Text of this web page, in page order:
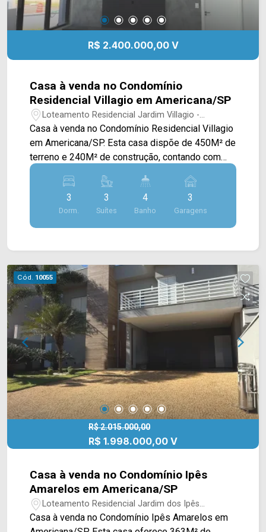
R$ 2.400.000,00 V
Casa à venda no Condomínio
Residencial Villagio em Americana/SP
Loteamento Residencial Jardim Villagio -
Americana/SP
Casa à venda no Condomínio Residencial Villagio
em Americana/SP. Esta casa dispõe de 450M² de
terreno e 240M² de construção, contando com
ampla sala de estar e de jantar integradas,
cozinha toda planejada e com cooktop, escritório,
espaço gourmet com churrasqueira, piscina
aquecida e área de serviço externa. > 03 suítes; >
04 banheiros, sendo 01 lavabo; > 03 vagas de
condomínio está próximo à Av. Comendador
Thomáz Fortunato, Av. Antônio Centurione Boer e
Rod. Anhanguera, contém fácil acesso a Av.
Antônio Pinto Duarte. Esta região conta com
escola Maria Lucia Padovani de Oliveira,
restaurante Salto Grande Grill, bar Espaço
Container e farmácia Droga Raia. Entre em
contato com a equipe da Arbix Imóveis e agende
a sua visita!! WhatsApp e Telefone: (19) 3475-
4546 ARBIX IMÓVEIS - Presente em cada
mudança!
3
Dorm.
3
Suítes
4
Banho
3
Garagens
Cód. 10055
R$ 2.015.000,00
R$ 1.998.000,00 V
Casa à venda no Condomínio Ipês
Amarelos em Americana/SP
Loteamento Residencial Jardim dos Ipês
Amarelos - Americana/SP
Casa à venda no Condomínio Ipês Amarelos em